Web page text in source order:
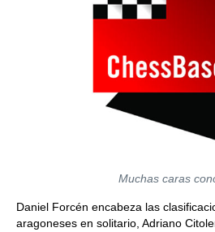
Muchas caras
Daniel Forcén encabeza las
aragoneses en solitario, Adriano